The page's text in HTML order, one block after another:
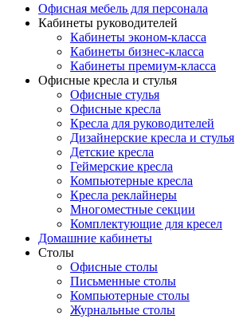
Офисная мебель для персонала
Кабинеты руководителей
Кабинеты эконом-класса
Кабинеты бизнес-класса
Кабинеты премиум-класса
Офисные кресла и стулья
Офисные стулья
Офисные кресла
Кресла для руководителей
Дизайнерские кресла и стулья
Детские кресла
Геймерские кресла
Компьютерные кресла
Кресла реклайнеры
Многоместные секции
Комплектующие для кресел
Домашние кабинеты
Столы
Офисные столы
Письменные столы
Компьютерные столы
Журнальные столы